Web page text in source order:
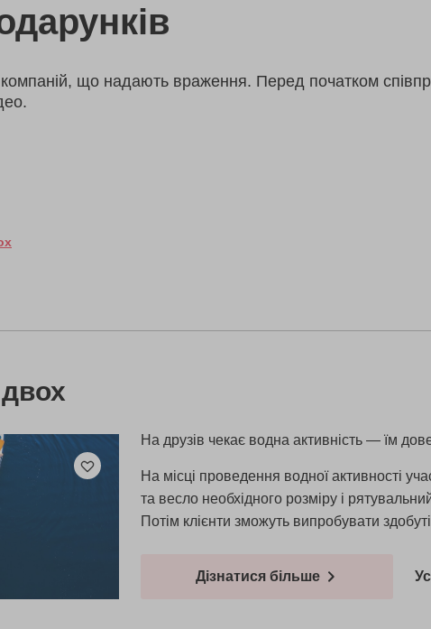
що надають враження. Перед початком
На друзів чекає водна активність — їм
На місці проведення водної активності
та весло необхідного розміру і
Потім клієнти зможуть випробувати
Дізнатися більше